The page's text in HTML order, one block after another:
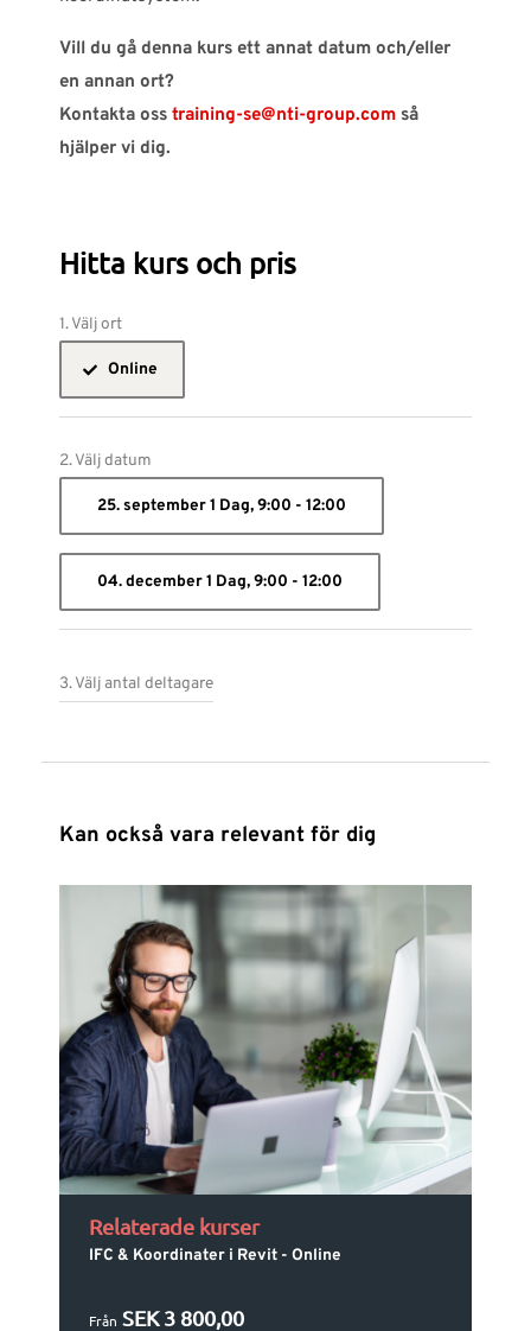
Vill du gå denna kurs ett annat datum och/eller
en annan ort?
Kontakta oss training-se@nti-group.com så
hjälper vi dig.
Hitta kurs och pris
1. Välj ort
Online
2. Välj datum
25. september 1 Dag, 9:00 - 12:00
04. december 1 Dag, 9:00 - 12:00
3. Välj antal deltagare
Kan också vara relevant för dig
Relaterade kurser
IFC & Koordinater i Revit - Online
Från SEK 3 800,00